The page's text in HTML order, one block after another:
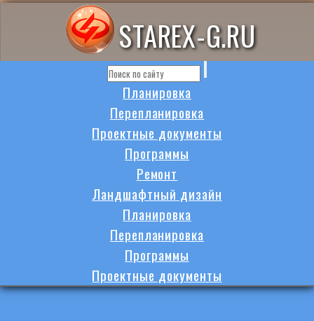
STAREX-G.RU
Планировка
Перепланировка
Проектные документы
Программы
Ремонт
Ландшафтный дизайн
Планировка
Перепланировка
Программы
Проектные документы